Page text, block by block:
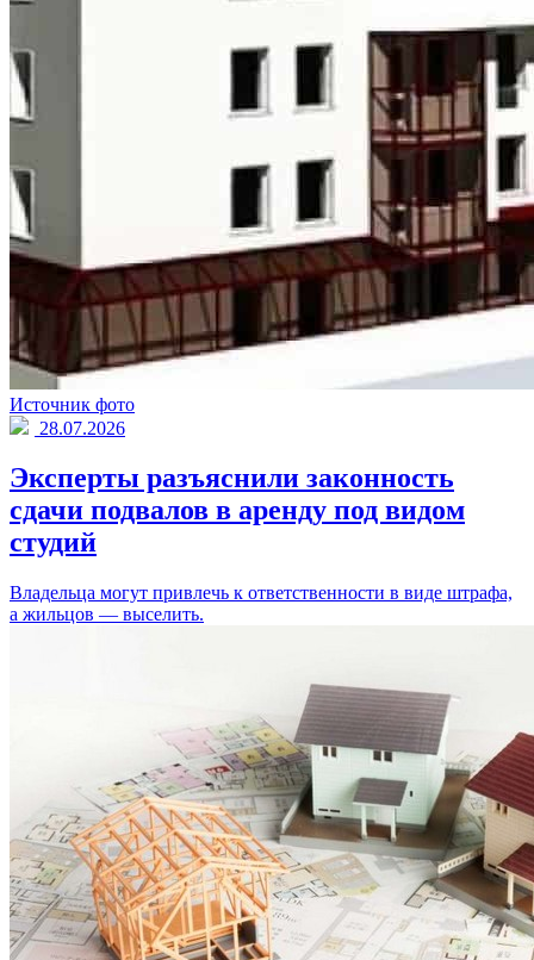
Источник фото
28.07.2026
Эксперты разъяснили законность
сдачи подвалов в аренду под видом
студий
Владельца могут привлечь к ответственности в виде штрафа,
а жильцов — выселить.